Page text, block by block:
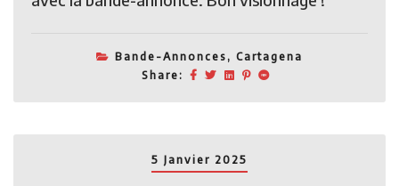
Bande-Annonces, Cartagena
Share:
5 Janvier 2025